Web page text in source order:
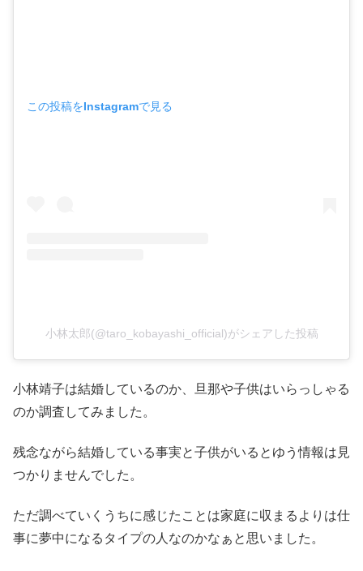
この投稿をInstagramで見る
小林太郎(@taro_kobayashi_official)がシェアした投稿
小林靖子は結婚しているのか、旦那や子供はいらっしゃる
のか調査してみました。
残念ながら結婚している事実と子供がいるとゆう情報は見
つかりませんでした。
ただ調べていくうちに感じたことは家庭に収まるよりは仕
事に夢中になるタイプの人なのかなぁと思いました。